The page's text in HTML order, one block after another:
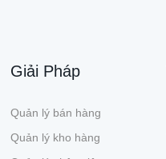
Giải Pháp
Quản lý bán hàng
Quản lý kho hàng